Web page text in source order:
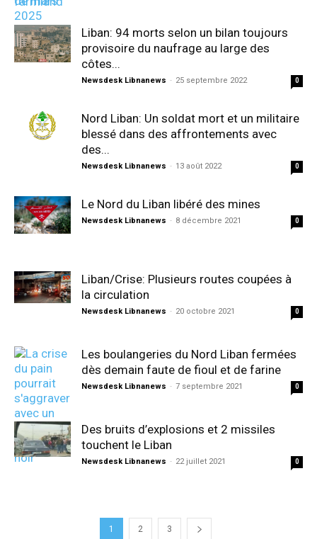
Liban: 94 morts selon un bilan toujours
provisoire du naufrage au large des
côtes...
Newsdesk Libnanews - 25 septembre 2022 0
Nord Liban: Un soldat mort et un militaire
blessé dans des affrontements avec
des...
Newsdesk Libnanews - 13 août 2022 0
Le Nord du Liban libéré des mines
Newsdesk Libnanews - 8 décembre 2021 0
Liban/Crise: Plusieurs routes coupées à
la circulation
Newsdesk Libnanews - 20 octobre 2021 0
Les boulangeries du Nord Liban fermées
dès demain faute de fioul et de farine
Newsdesk Libnanews - 7 septembre 2021 0
Des bruits d’explosions et 2 missiles
touchent le Liban
Newsdesk Libnanews - 22 juillet 2021 0
1 2 3